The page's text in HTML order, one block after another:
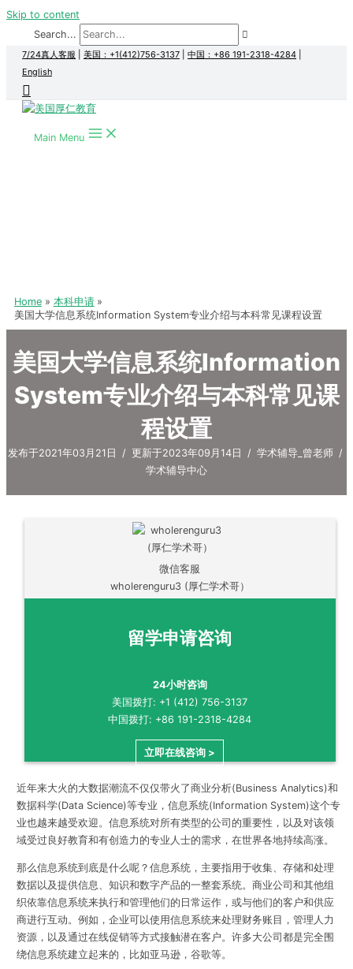
Skip to content
Search...
7/24真人客服 美国：+1(412)756-3137 中国：+86 191-2318-4284
English
Main Menu
Home
本科申请
美国大学信息系统Information System专业介绍与本科常见课程设置
美国大学信息系统Information
System专业介绍与本科常见课
程设置
发布于2021年03月21日 / 更新于2023年09月14日 / 学术辅导_曾老师 /
学术辅导中心
微信客服
wholerenguru3 (厚仁学术哥）
留学申请咨询
24小时咨询
美国拨打: +1 (412) 756-3137
中国拨打: +86 191-2318-4284
立即在线咨询 >
近年来大火的大数据潮流不仅仅带火了商业分析(Business Analytics)和
数据科学(Data Science)等专业，信息系统(Information System)这个专
业也越来越受欢迎。信息系统对所有类型的公司的重要性，以及对该领
域受过良好教育和有创造力的专业人士的需求，在世界各地持续高涨。
那么信息系统到底是什么呢？信息系统，主要指用于收集、存储和处理
数据以及提供信息、知识和数字产品的一整套系统。商业公司和其他组
织依靠信息系统来执行和管理他们的日常运作，或与他们的客户和供应
商进行互动。例如，企业可以使用信息系统来处理财务账目，管理人力
资源，以及通过在线促销等方式接触潜在客户。许多大公司都是完全围
绕信息系统建立起来的，比如亚马逊，谷歌等。